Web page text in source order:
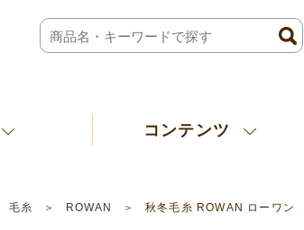
コンテンツ
毛糸 ROWAN 秋冬毛糸 ROWAN ローワ